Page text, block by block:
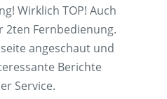
Wirklich TOP! Auch
2ten Fernbedienung.
angeschaut und
Berichte
Service.